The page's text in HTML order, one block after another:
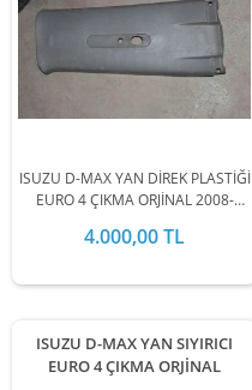
ISUZU D-MAX YAN DİREK PLASTİĞİ
EURO 4 ÇIKMA ORJİNAL 2008-
ARALIĞINDA STOKLARIMIZDA
4.000,00 TL
ISUZU D-MAX YAN SIYIRICI
EURO 4 ÇIKMA ORJİNAL